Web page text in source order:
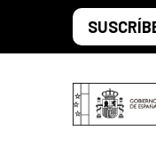
Saltar al contenido